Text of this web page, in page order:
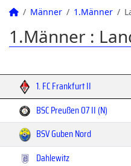
Männer 1.Männer
1.Männer :
1. FC Frankfurt II
BSC Preußen 07 II (N)
BSV Guben Nord
Dahlewitz